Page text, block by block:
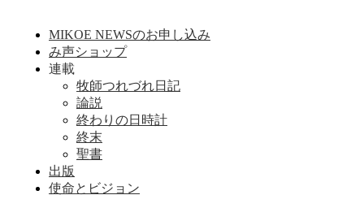
MIKOE NEWSのお申し込み
み声ショップ
連載
牧師つれづれ日記
論説
終わりの日時計
終末
聖書
出版
使命とビジョン